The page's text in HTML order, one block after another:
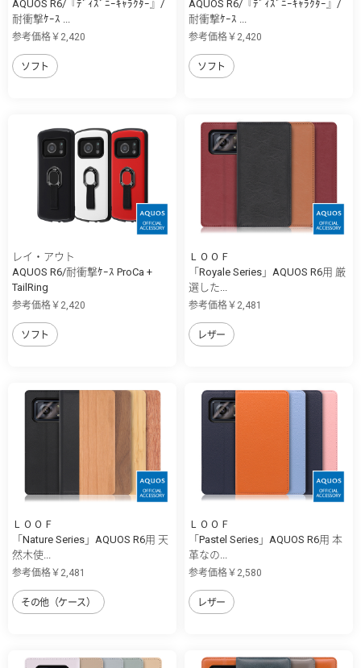
AQUOS R6/『ﾃﾞｨｽﾞﾆｰｷｬﾗｸﾀｰ』/
耐衝撃ｹｰｽ ...
参考価格￥2,420
ソフト
AQUOS R6/『ﾃﾞｨｽﾞﾆｰｷｬﾗｸﾀｰ』/
耐衝撃ｹｰｽ ...
参考価格￥2,420
ソフト
レイ・アウト
AQUOS R6/耐衝撃ｹｰｽ ProCa +
TailRing
参考価格￥2,420
ソフト
ＬＯＯＦ
「Royale Series」AQUOS R6用 厳
選した...
参考価格￥2,481
レザー
ＬＯＯＦ
「Nature Series」AQUOS R6用 天
然木使...
参考価格￥2,481
その他（ケース）
ＬＯＯＦ
「Pastel Series」AQUOS R6用 本
革なの...
参考価格￥2,580
レザー